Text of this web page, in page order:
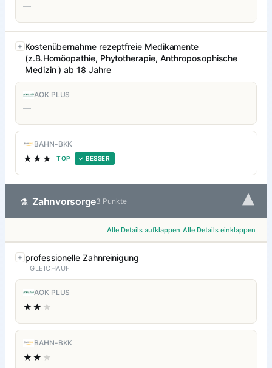
—
Kostenübernahme rezeptfreie Medikamente
(z.B.Homöopathie, Phytotherapie, Anthroposophische
Medizin ) ab 18 Jahre
AOK PLUS
—
BAHN-BKK
★★★ TOP ✓ BESSER
⚗ Zahnvorsorge3 Punkte ▾
Alle Details aufklappen Alle Details einklappen
professionelle Zahnreinigung
GLEICHAUF
AOK PLUS
★★ ★
BAHN-BKK
★★ ★